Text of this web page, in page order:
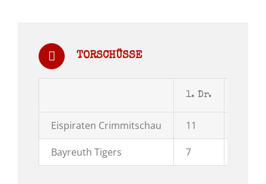
TORSCHÜSSE
1. Dr.
Eispiraten Crimmitschau 11
Bayreuth Tigers 7